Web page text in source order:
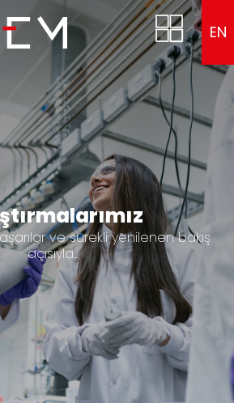
EN
ve sürekli yenilenen bakış
açısıyla...